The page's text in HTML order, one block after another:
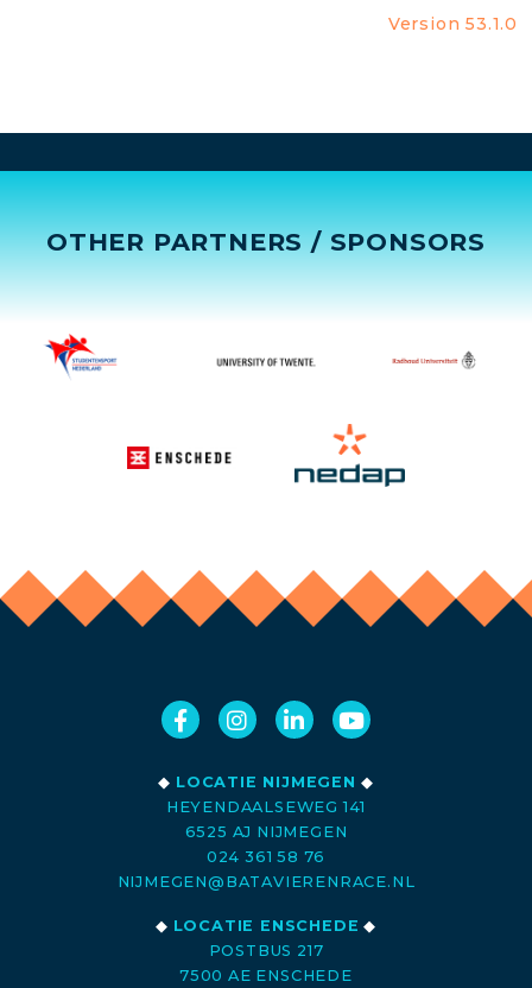
Version 53.1.0
OTHER PARTNERS / SPONSORS
◆ LOCATIE NIJMEGEN ◆
HEYENDAALSEWEG 141
6525 AJ NIJMEGEN
024 361 58 76
NIJMEGEN@BATAVIERENRACE.NL
◆ LOCATIE ENSCHEDE ◆
POSTBUS 217
7500 AE ENSCHEDE